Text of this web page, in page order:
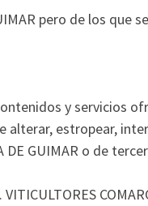
pero de los
y servicios
estropear,
DE GUIMAR o de